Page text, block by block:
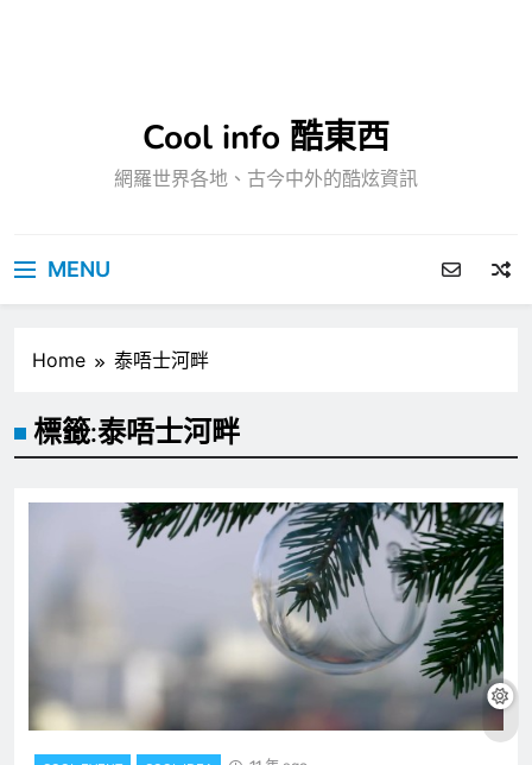
Cool info 酷東西
網羅世界各地、古今中外的酷炫資訊
MENU
Home 泰唔士河畔
標籤:泰唔士河畔